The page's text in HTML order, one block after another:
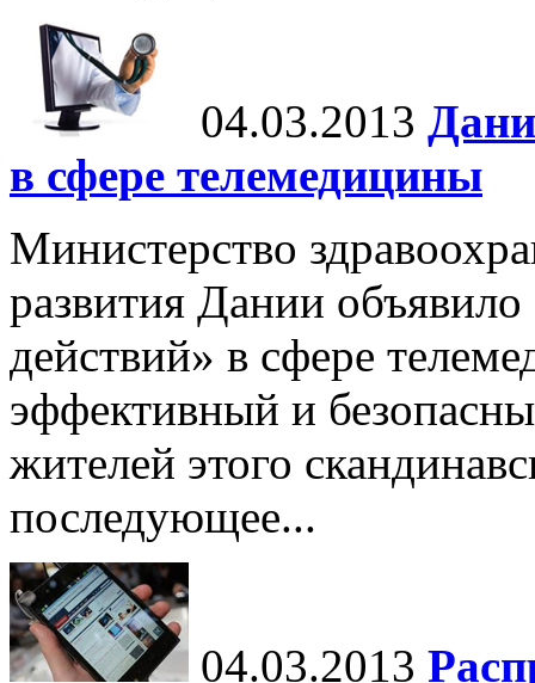
04.03.2013
в сфере телемедицины
Министерство
развития Дании
действий» в сфере
эффективный и
жителей этого
последующее...
04.03.2013